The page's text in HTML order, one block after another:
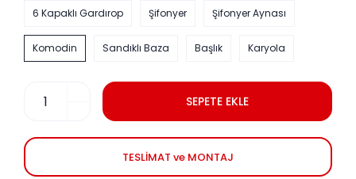
6 Kapaklı Gardırop Şifonyer Şifonyer Aynası
Komodin Sandıklı Baza Başlık Karyola
SEPETE EKLE
TESLİMAT ve MONTAJ